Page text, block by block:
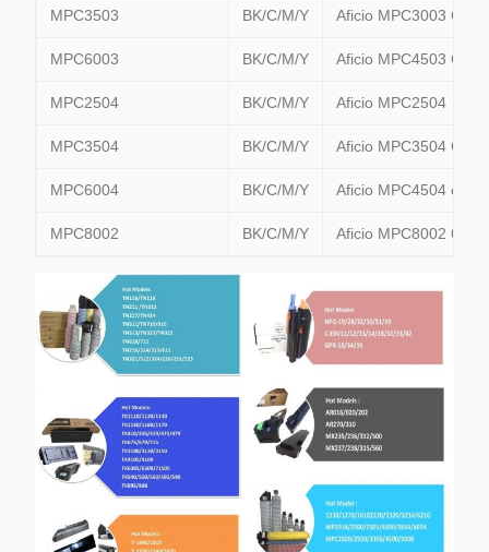
MPC3503 BK/C/M/Y Aficio MPC3003
MPC6003 BK/C/M/Y Aficio MPC4503
MPC2504 BK/C/M/Y Aficio MPC2504
MPC3504 BK/C/M/Y Aficio MPC3504
MPC6004 BK/C/M/Y Aficio MPC4504
MPC8002 BK/C/M/Y Aficio MPC8002 6502